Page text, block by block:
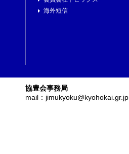
海外短信
協豊会事務局
mail：jimukyoku@kyohokai.gr.jp